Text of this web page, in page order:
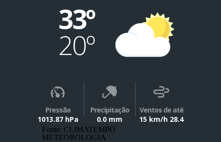
33º
20º
Pressão
1013.87 hPa
Precipitação
0.0 mm
Ventos de até
15 km/h 28.4
Fonte: CLIMATEMPO
METEOROLOGIA